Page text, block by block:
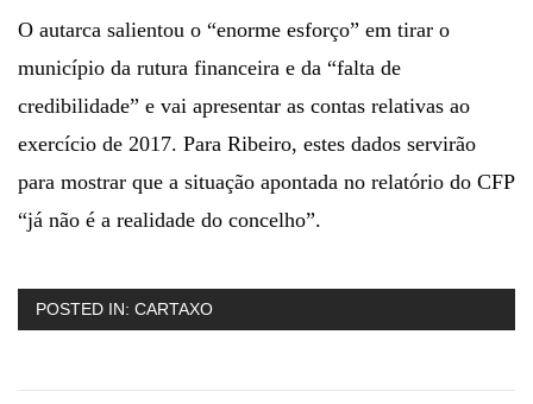
O autarca salientou o “enorme esforço” em tirar o
município da rutura financeira e da “falta de
credibilidade” e vai apresentar as contas relativas ao
exercício de 2017. Para Ribeiro, estes dados servirão
para mostrar que a situação apontada no relatório do CFP
“já não é a realidade do concelho”.
POSTED IN: CARTAXO